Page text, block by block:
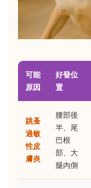
可能
原因
好發位
置
跳蚤
過敏
性皮
膚炎
腰部後
半、尾
巴根
部、大
腿內側